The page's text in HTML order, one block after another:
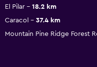
El Pilar
18.2 km
Caracol
37.4 km
Mountain Pine Ridge Forest